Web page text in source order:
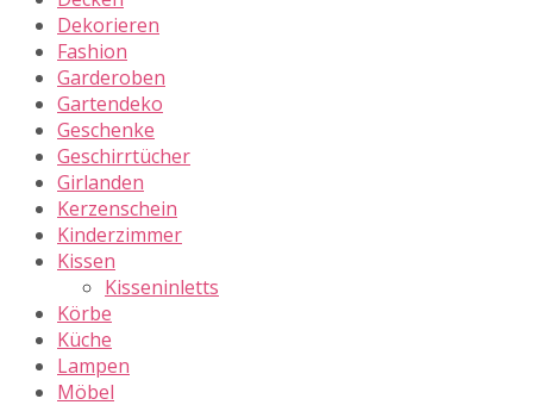
Dekorieren
Fashion
Garderoben
Gartendeko
Geschenke
Geschirrtücher
Girlanden
Kerzenschein
Kinderzimmer
Kissen
Kisseninletts
Körbe
Küche
Lampen
Möbel